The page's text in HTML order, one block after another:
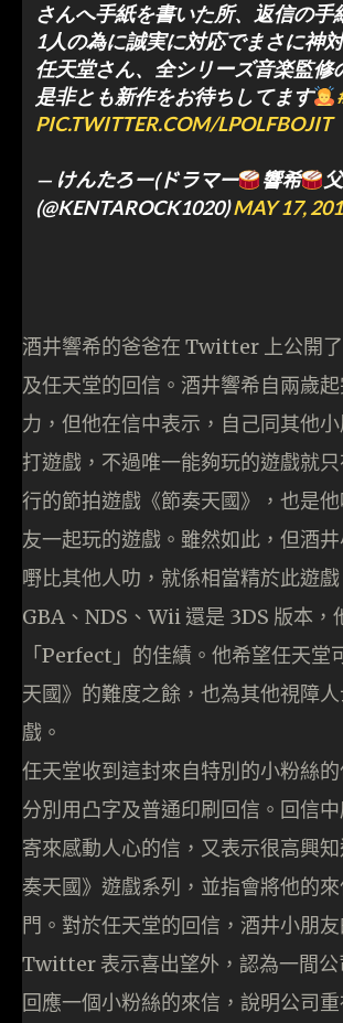
さんへ手紙を書いた所、返信の手
1人の為に誠実に対応でまさに神
任天堂さん、全シリーズ音楽監修
是非とも新作をお待ちしてます
PIC.TWITTER.COM/LPOLFBOJIT
— けんたろー(ドラマー 響希
(@KENTAROCK1020)MAY 17,
酒井響希的爸爸在 Twitter 上公開
及任天堂的回信。酒井響希自兩歲
力，但他在信中表示，自己同其他
打遊戲，不過唯一能夠玩的遊戲就
行的節拍遊戲《節奏天國》，也是
友一起玩的遊戲。雖然如此，但酒
嘢比其他人叻，就係相當精於此遊
GBA、NDS、Wii 還是 3DS 版本，
「Perfect」的佳績。他希望任天堂
天國》的難度之餘，也為其他視障
戲。
任天堂收到這封來自特別的小粉絲
分別用凸字及普通印刷回信。回信
寄來感動人心的信，又表示很高興
奏天國》遊戲系列，並指會將他的
門。對於任天堂的回信，酒井小朋
Twitter 表示喜出望外，認為一間公
回應一個小粉絲的來信，說明公司